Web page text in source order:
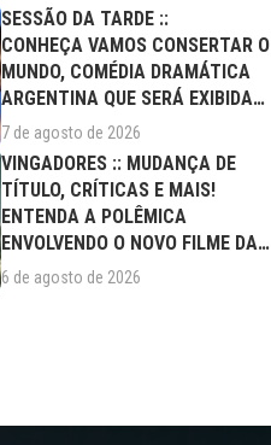
SESSÃO DA TARDE ::
CONHEÇA VAMOS CONSERTAR O
MUNDO, COMÉDIA DRAMÁTICA
ARGENTINA QUE SERÁ EXIBIDA
NESTA SEXTA (07/08)
7 de agosto de 2026
VINGADORES :: MUDANÇA DE
TÍTULO, CRÍTICAS E MAIS!
ENTENDA A POLÊMICA
ENVOLVENDO O NOVO FILME DA
MARVEL
6 de agosto de 2026